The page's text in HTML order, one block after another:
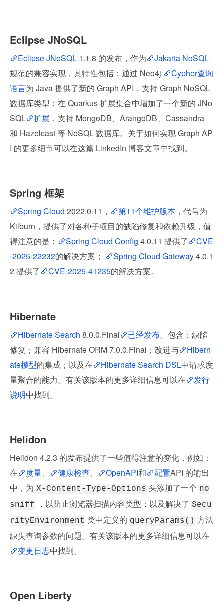
Eclipse JNoSQL
Eclipse JNoSQL 1.1.8 的发布，作为
Jakarta NoSQL
规范的兼容实现，其特性包括：通过 Neo4j
Cypher查询
语言为 Java 提供了新的 Graph API，支持 Graph NoSQL
数据库类型；在 Quarkus 扩展集合中增加了一个新的 JNo
SQL
扩展 ，支持 MongoDB、ArangoDB、Cassandra
和 Hazelcast 等 NoSQL 数据库。关于如何实现 Graph AP
I 的更多细节可以在这篇 LinkedIn 博客文章中找到。
Spring 框架
Spring Cloud 2022.0.11， 第11个维护版本 ，代号为
Kilburn，提供了对各种子项目的缺陷修复和依赖升级，值
得注意的是：
Spring Cloud Config 4.0.11 提供了
CVE
-2025-22232的解决方案； Spring Cloud Gateway 4.0.1
2 提供了
CVE-2025-41235的解决方案。
Hibernate
Hibernate Search 8.0.0.Final 已经发布。包含：缺陷
修复；兼容 Hibernate ORM 7.0.0.Final；改进与
Hibern
ate模型的集成；以及在 Hibernate Search DSL中请求度
量聚合的能力。有关该版本的更多详细信息可以在
发行
说明中找到。
Helidon
Helidon 4.2.3 的发布提供了一些值得注意的变化，例如：
在
度量、 健康检查、 OpenAPI和 配置API 的输出
中，为 X-Content-Type-Options 头添加了一个 no
sniff
，以防止浏览器扫描内容类型；以及解决了 Secu
rityEnvironment 类中定义的 queryParams() 方法
缺失查询参数的问题。有关该版本的更多详细信息可以在
变更日志中找到。
Open Liberty